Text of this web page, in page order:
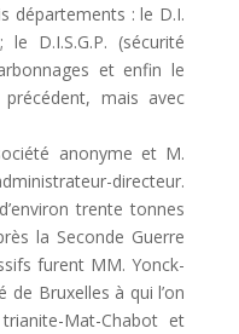
départements : le D.I.
D.I.S.G.P. (sécurité
et enfin le
précédent, mais avec
anonyme et M.
directeur.
trente tonnes
la Seconde Guerre
furent MM. Yonck-
de Bruxelles à qui l’on
Mat-Chabot et